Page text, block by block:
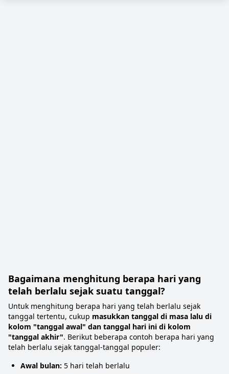
Bagaimana menghitung berapa hari yang
telah berlalu sejak suatu tanggal?
Untuk menghitung berapa hari yang telah berlalu sejak
tanggal tertentu, cukup masukkan tanggal di masa lalu di
kolom "tanggal awal" dan tanggal hari ini di kolom
"tanggal akhir". Berikut beberapa contoh berapa hari yang
telah berlalu sejak tanggal-tanggal populer:
Awal bulan: 5 hari telah berlalu